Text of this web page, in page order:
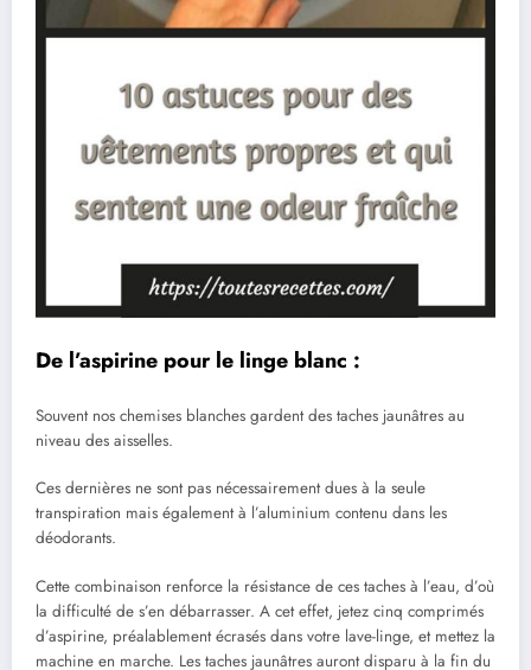
De l’aspirine pour le linge blanc :
Souvent nos chemises blanches gardent des taches jaunâtres au
niveau des aisselles.
Ces dernières ne sont pas nécessairement dues à la seule
transpiration mais également à l’aluminium contenu dans les
déodorants.
Cette combinaison renforce la résistance de ces taches à l’eau, d’où
la difficulté de s’en débarrasser. A cet effet, jetez cinq comprimés
d’aspirine, préalablement écrasés dans votre lave-linge, et mettez la
machine en marche. Les taches jaunâtres auront disparu à la fin du